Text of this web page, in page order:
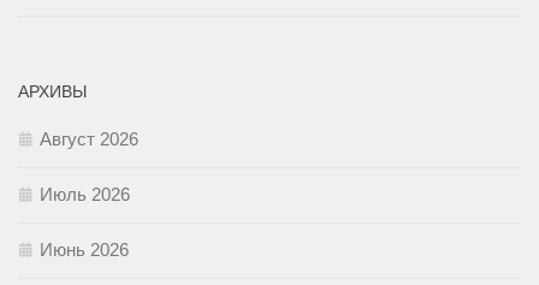
АРХИВЫ
Август 2026
Июль 2026
Июнь 2026